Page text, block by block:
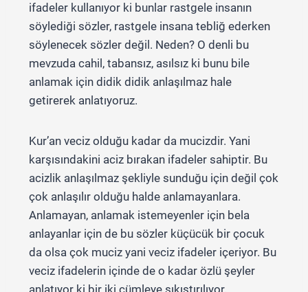
ifadeler kullanıyor ki bunlar rastgele insanın
söylediği sözler, rastgele insana tebliğ ederken
söylenecek sözler değil. Neden? O denli bu
mevzuda cahil, tabansız, asılsız ki bunu bile
anlamak için didik didik anlaşılmaz hale
getirerek anlatıyoruz.
Kur’an veciz olduğu kadar da mucizdir. Yani
karşısındakini aciz bırakan ifadeler sahiptir. Bu
acizlik anlaşılmaz şekliyle sunduğu için değil çok
çok anlaşılır olduğu halde anlamayanlara.
Anlamayan, anlamak istemeyenler için bela
anlayanlar için de bu sözler küçücük bir çocuk
da olsa çok muciz yani veciz ifadeler içeriyor. Bu
veciz ifadelerin içinde de o kadar özlü şeyler